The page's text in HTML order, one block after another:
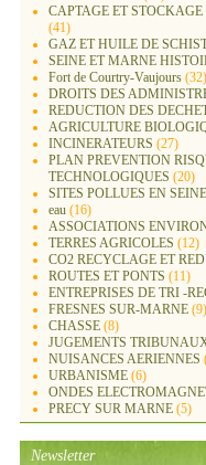
CAPTAGE ET
(41)
GAZ ET HUILE DE
SEINE ET MARNE
Fort de Courtry-Vaujours (32)
DROITS DES
REDUCTION DES
AGRICULTURE
INCINERATEURS (27)
PLAN PREVENTION
TECHNOLOGIQUES (20)
SITES POLLUES EN
eau (16)
ASSOCIATIONS
TERRES AGRICOLES (12)
CO2 RECYCLAGE ET
ROUTES ET PONTS (11)
ENTREPRISES DE TRI -
FRESNES SUR-MARNE (9)
CHASSE (8)
JUGEMENTS
NUISANCES AERIENNES
URBANISME (6)
ONDES
PRECY SUR MARNE (5)
Newsletter